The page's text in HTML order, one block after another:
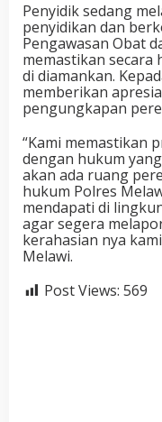
Penyidik sedang
penyidikan dan
Pengawasan Obat
memastikan
di diamankan.
memberikan
pengungkapan
“Kami memastikan
dengan hukum
akan ada ruang
hukum Polres
mendapati di
agar segera
kerahasian nya
Melawi.
Post Views: 569